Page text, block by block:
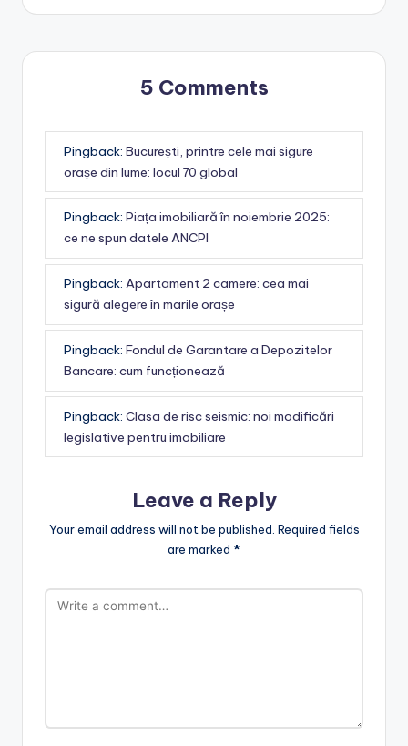
5 Comments
Pingback: București, printre cele mai sigure
orașe din lume: locul 70 global
Pingback: Piața imobiliară în noiembrie 2025:
ce ne spun datele ANCPI
Pingback: Apartament 2 camere: cea mai
sigură alegere în marile orașe
Pingback: Fondul de Garantare a Depozitelor
Bancare: cum funcționează
Pingback: Clasa de risc seismic: noi modificări
legislative pentru imobiliare
Leave a Reply
Your email address will not be published. Required fields
are marked *